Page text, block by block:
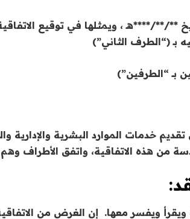
**/****هـ ، ويمثلها في توقيع
بـ (“الطرف الثاني”)
بــ “الطرفين”)
خدمات الموارد البشرية والإدارية
من هذه الاتفاقية، واتفق الأطراف
ويقرأ ويفسر معها. إن الغرض من